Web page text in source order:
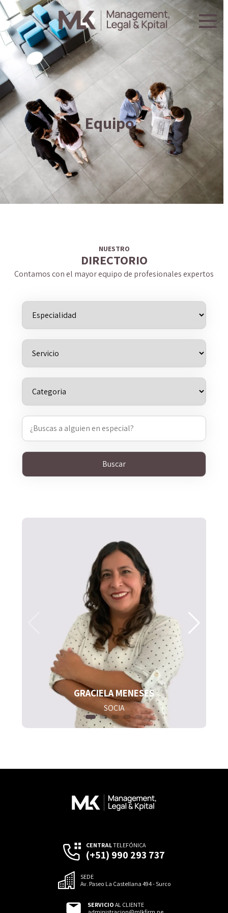
Equipo
NUESTRO
DIRECTORIO
Contamos con el mayor equipo de profesionales expertos
Buscar:
GRACIELA MENESES
SOCIA
CENTRALTELEFÓNICA
(+51) 990 293 737
SEDE
Av. Paseo La Castellana 494 - Surco
SERVICIO AL CLIENTE